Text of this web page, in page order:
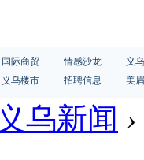
国际商贸 情感沙龙
义
义乌楼市 招聘信息 美
义乌新闻 ›